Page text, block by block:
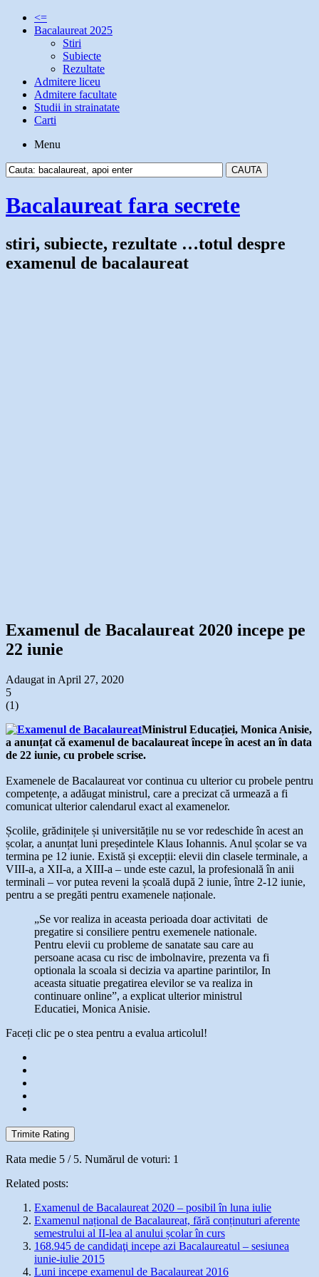
<=
Bacalaureat 2025
Stiri
Subiecte
Rezultate
Admitere liceu
Admitere facultate
Studii in strainatate
Carti
Menu
Bacalaureat fara secrete
stiri, subiecte, rezultate …totul despre
examenul de bacalaureat
Examenul de Bacalaureat 2020 incepe pe
22 iunie
Adaugat in April 27, 2020
5
(1)
Ministrul Educației, Monica Anisie,
a anunțat că examenul de bacalaureat începe în acest an în data
de 22 iunie, cu probele scrise.
Examenele de Bacalaureat vor continua cu ulterior cu probele pentru
competențe, a adăugat ministrul, care a precizat că urmează a fi
comunicat ulterior calendarul exact al examenelor.
Școlile, grădinițele și universitățile nu se vor redeschide în acest an
școlar, a anunțat luni președintele Klaus Iohannis. Anul școlar se va
termina pe 12 iunie. Există și excepții: elevii din clasele terminale, a
VIII-a, a XII-a, a XIII-a – unde este cazul, la profesională în anii
terminali – vor putea reveni la școală după 2 iunie, între 2-12 iunie,
pentru a se pregăti pentru examenele naționale.
„Se vor realiza in aceasta perioada doar activitati de
pregatire si consiliere pentru exemenele nationale.
Pentru elevii cu probleme de sanatate sau care au
persoane acasa cu risc de imbolnavire, prezenta va fi
optionala la scoala si decizia va apartine parintilor, In
aceasta situatie pregatirea elevilor se va realiza in
continuare online”, a explicat ulterior ministrul
Educatiei, Monica Anisie.
Faceți clic pe o stea pentru a evalua articolul!
Trimite Rating
Rata medie 5 / 5. Numărul de voturi: 1
Related posts:
Examenul de Bacalaureat 2020 – posibil în luna iulie
Examenul național de Bacalaureat, fără conținuturi aferente
semestrului al II-lea al anului școlar în curs
168.945 de candidaţi incepe azi Bacalaureatul – sesiunea
iunie-iulie 2015
Luni incepe examenul de Bacalaureat 2016